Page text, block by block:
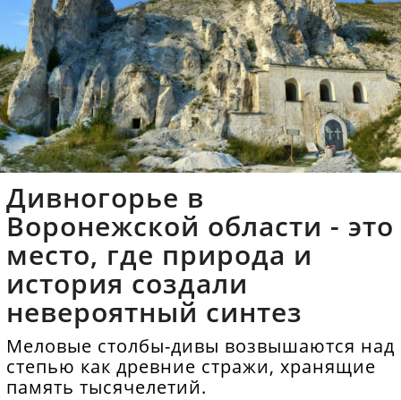
Дивногорье в
Воронежской области - это
место, где природа и
история создали
невероятный синтез
Меловые столбы-дивы возвышаются над
степью как древние стражи, хранящие
память тысячелетий.